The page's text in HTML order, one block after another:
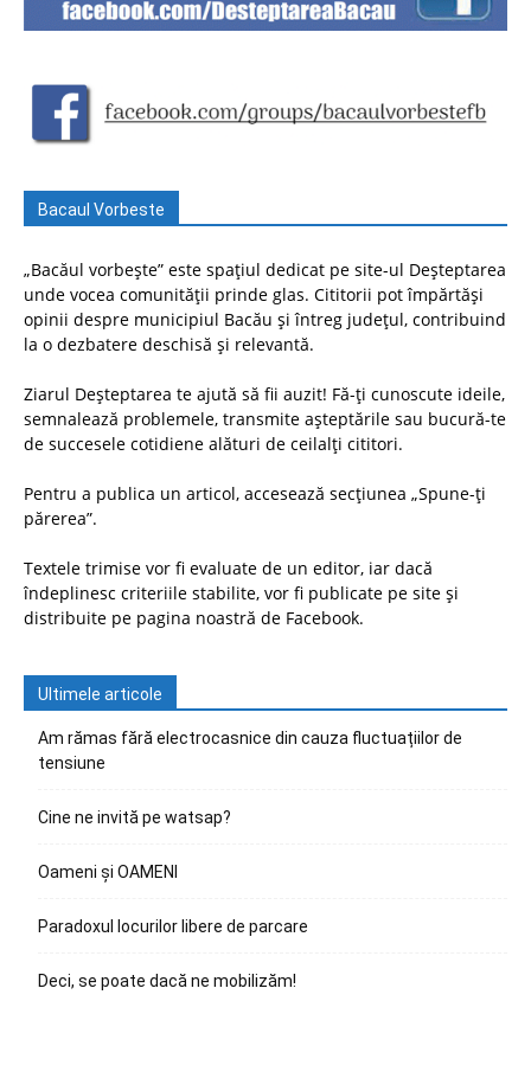
Bacaul Vorbeste
„Bacăul vorbește” este spațiul dedicat pe site-ul Deșteptarea
unde vocea comunității prinde glas. Cititorii pot împărtăși
opinii despre municipiul Bacău și întreg județul, contribuind
la o dezbatere deschisă și relevantă.
Ziarul Deșteptarea te ajută să fii auzit! Fă-ți cunoscute ideile,
semnalează problemele, transmite așteptările sau bucură-te
de succesele cotidiene alături de ceilalți cititori.
Pentru a publica un articol, accesează secțiunea „Spune-ți
părerea”.
Textele trimise vor fi evaluate de un editor, iar dacă
îndeplinesc criteriile stabilite, vor fi publicate pe site și
distribuite pe pagina noastră de Facebook.
Ultimele articole
Am rămas fără electrocasnice din cauza fluctuațiilor de
tensiune
Cine ne invită pe watsap?
Oameni și OAMENI
Paradoxul locurilor libere de parcare
Deci, se poate dacă ne mobilizăm!